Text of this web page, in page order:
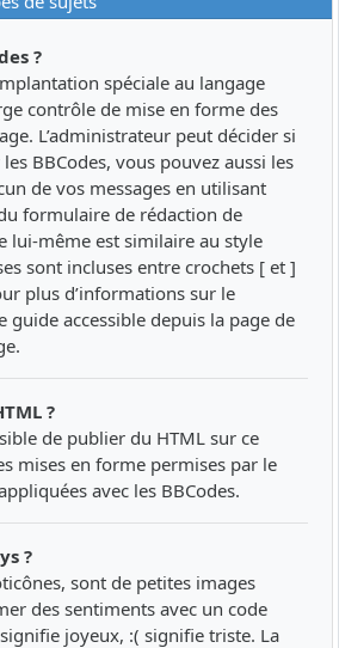
?
spéciale au langage
contrôle de mise en forme des
L’administrateur peut décider si
BBCodes, vous pouvez aussi les
de vos messages en utilisant
formulaire de rédaction de
lui-même est similaire au style
sont incluses entre crochets [ et ]
plus d’informations sur le
guide accessible depuis la page de
?
de publier du HTML sur ce
mises en forme permises par le
avec les BBCodes.
?
sont de petites images
des sentiments avec un code
joyeux, :( signifie triste. La